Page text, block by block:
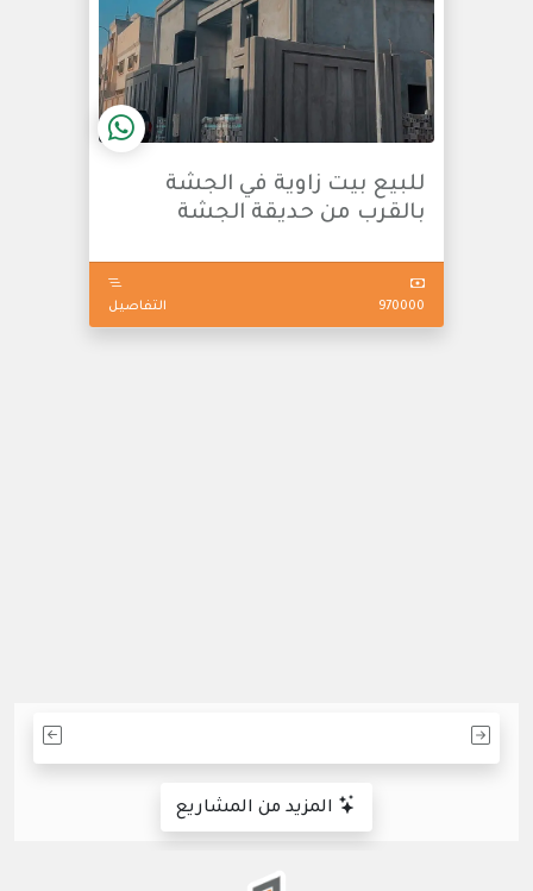
للبيع بيت زاوية في الجشة
بالقرب من حديقة الجشة
970000 التفاصيل
المزيد من المشاريع